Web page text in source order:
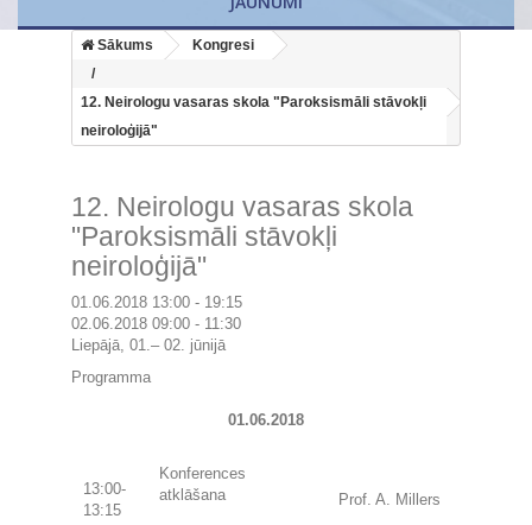
Sākums Kongresi
12. Neirologu vasaras skola "Paroksismāli stāvokļi
neiroloģijā"
12. Neirologu vasaras skola
"Paroksismāli stāvokļi
neiroloģijā"
01.06.2018 13:00 - 19:15
02.06.2018 09:00 - 11:30
Liepājā, 01.– 02. jūnijā
Programma
01.06.2018
13:00-
13:15
Konferences
atklāšana
Prof. A. Millers